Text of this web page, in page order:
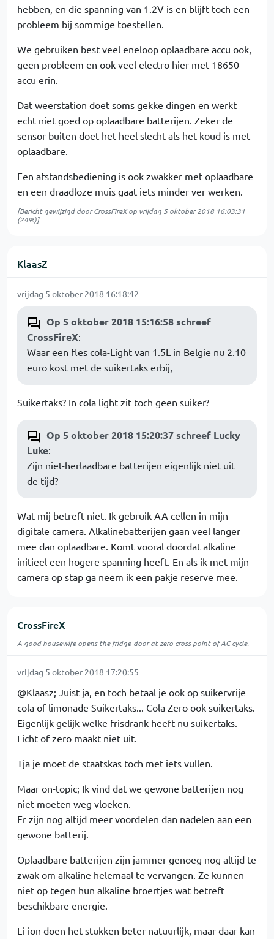
hebben, en die spanning van 1.2V is en blijft toch een
probleem bij sommige toestellen.
We gebruiken best veel eneloop oplaadbare accu ook,
geen probleem en ook veel electro hier met 18650
accu erin.
Dat weerstation doet soms gekke dingen en werkt
echt niet goed op oplaadbare batterijen. Zeker de
sensor buiten doet het heel slecht als het koud is met
oplaadbare.
Een afstandsbediening is ook zwakker met oplaadbare
en een draadloze muis gaat iets minder ver werken.
[Bericht gewijzigd doorCrossFireXop vrijdag 5 oktober 2018 16:03:31
(24%)]
KlaasZ
vrijdag 5 oktober 2018 16:18:42
Op 5 oktober 2018 15:16:58 schreef
CrossFireX:
Waar een fles cola-Light van 1.5L in Belgie nu 2.10
euro kost met de suikertaks erbij,
Suikertaks? In cola light zit toch geen suiker?
Op 5 oktober 2018 15:20:37 schreef Lucky
Luke:
Zijn niet-herlaadbare batterijen eigenlijk niet uit
de tijd?
Wat mij betreft niet. Ik gebruik AA cellen in mijn
digitale camera. Alkalinebatterijen gaan veel langer
mee dan oplaadbare. Komt vooral doordat alkaline
initieel een hogere spanning heeft. En als ik met mijn
camera op stap ga neem ik een pakje reserve mee.
CrossFireX
A good housewife opens the fridge-door at zero cross point of AC cycle.
vrijdag 5 oktober 2018 17:20:55
@Klaasz; Juist ja, en toch betaal je ook op suikervrije
cola of limonade Suikertaks... Cola Zero ook suikertaks.
Eigenlijk gelijk welke frisdrank heeft nu suikertaks.
Licht of zero maakt niet uit.
Tja je moet de staatskas toch met iets vullen.
Maar on-topic; Ik vind dat we gewone batterijen nog
niet moeten weg vloeken.
Er zijn nog altijd meer voordelen dan nadelen aan een
gewone batterij.
Oplaadbare batterijen zijn jammer genoeg nog altijd te
zwak om alkaline helemaal te vervangen. Ze kunnen
niet op tegen hun alkaline broertjes wat betreft
beschikbare energie.
Li-ion doen het stukken beter natuurlijk, maar daar kan